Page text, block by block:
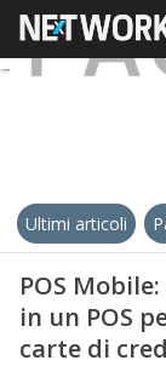
Ultimi articoli
POS
in un POS
carte di